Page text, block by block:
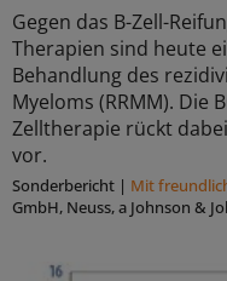
Gegen das B-Zell-
Therapien sind heute
Behandlung des
Myeloms (RRMM). Die
Zelltherapie rückt
vor.
Sonderbericht | Mit
GmbH, Neuss, a Johnson &